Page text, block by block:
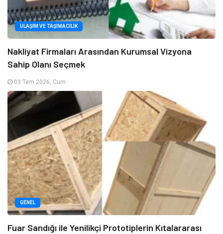
ULAŞIM VE TAŞIMACILIK
Nakliyat Firmaları Arasından Kurumsal Vizyona
Sahip Olanı Seçmek
03 Tem 2026, Cum
GENEL
Fuar Sandığı ile Yenilikçi Prototiplerin Kıtalararası